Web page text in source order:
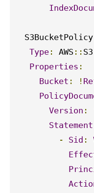
  S3BucketPolicy
Type : AWS :: S3
Properties :
Bucket : !
Version :
Statement
-
Sid :